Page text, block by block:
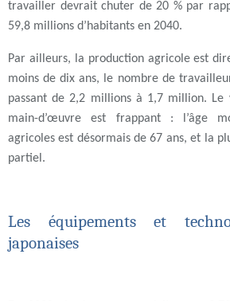
travailler devrait chuter de 20 % par
59,8 millions d’habitants en 2040.
Par ailleurs, la production agricole est
moins de dix ans, le nombre de
passant de 2,2 millions à 1,7 million. Le
main-d’œuvre est frappant : l’âge
agricoles est désormais de 67 ans, et la
partiel.
Les équipements et
japonaises